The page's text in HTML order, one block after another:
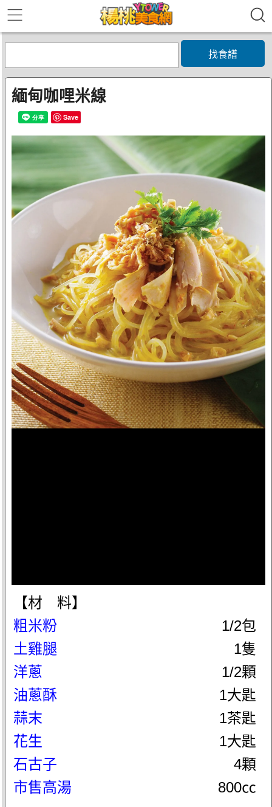
找食譜
緬甸咖哩米線
Save
【材 料】
粗米粉
1/2包
土雞腿
1隻
洋蔥
1/2顆
油蔥酥
1大匙
蒜末
1茶匙
花生
1大匙
石古子
4顆
市售高湯
800㏄